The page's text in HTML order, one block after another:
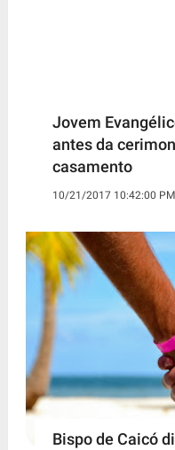
Jovem
antes da
casamento
10/21/2017 10:42:00 PM
Bispo de Caicó